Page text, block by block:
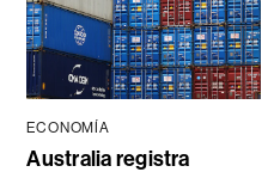
ECONOMÍA
Australia registra